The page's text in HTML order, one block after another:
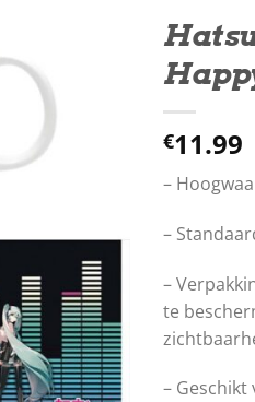
€11.99
–
–
–
te
–